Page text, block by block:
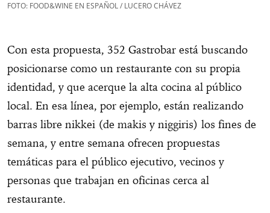
FOTO: FOOD&WINE EN ESPAÑOL / LUCERO CHÁVEZ
Con esta propuesta, 352 Gastrobar está buscando
posicionarse como un restaurante con su propia
identidad, y que acerque la alta cocina al público
local. En esa línea, por ejemplo, están realizando
barras libre nikkei (de makis y niggiris) los fines de
semana, y entre semana ofrecen propuestas
temáticas para el público ejecutivo, vecinos y
personas que trabajan en oficinas cerca al
restaurante.